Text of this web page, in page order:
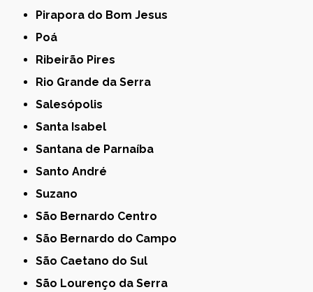
Pirapora do Bom Jesus
Poá
Ribeirão Pires
Rio Grande da Serra
Salesópolis
Santa Isabel
Santana de Parnaíba
Santo André
Suzano
São Bernardo Centro
São Bernardo do Campo
São Caetano do Sul
São Lourenço da Serra